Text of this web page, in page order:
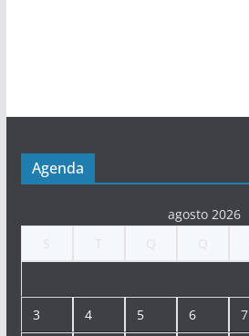
Agenda
agosto 2026
3 4 5 6 7